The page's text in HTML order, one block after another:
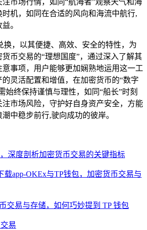
市场行情，如同“航海者”观察天气和海
机，如同在合适的风向和海流中航行,
。
换，以其便捷、高效、安全的特性，为
币交易的“理想国度”，通过深入了解其
事项，用户能够更加娴熟地运用这一工
灵活配置和增值，在加密货币的“数字
始终保持谨慎与理性，如同“船长”时刻
市场风险，守护好自身资产安全，方能
中稳步前行,驶向成功的彼岸。
深度剖析加密货币交易的关键指标
载app-OKEx与TP钱包，加密货币交易与
交易与存储，如何巧妙提到 TP 钱包
易